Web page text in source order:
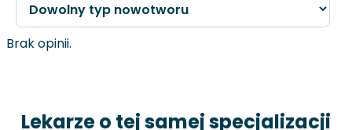
Brak opinii.
Lekarze o tej samej specjalizacji